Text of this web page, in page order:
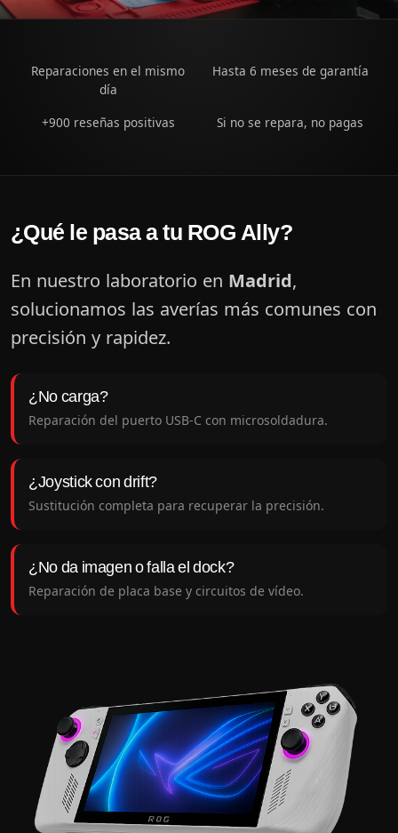
Reparaciones en el mismo
día
Hasta 6 meses de garantía
+900 reseñas positivas Si no se repara, no pagas
¿Qué le pasa a tu ROG Ally?
En nuestro laboratorio en Madrid,
solucionamos las averías más comunes con
precisión y rapidez.
¿No carga?
Reparación del puerto USB-C con microsoldadura.
¿Joystick con drift?
Sustitución completa para recuperar la precisión.
¿No da imagen o falla el dock?
Reparación de placa base y circuitos de vídeo.